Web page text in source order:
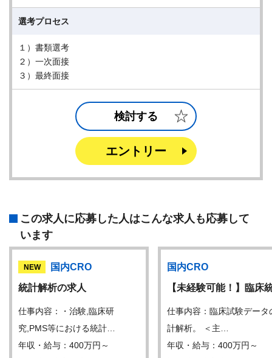
選考プロセス
１）書類選考
２）一次面接
３）最終面接
検討する
エントリー
この求人に応募した人はこんな求人も応募して
います
NEW
国内CRO
統計解析の求人
仕事内容：・治験,臨床研
究,PMS等における統計…
年収・給与：400万円～
国内CRO
【未経験可能！】臨床
仕事内容：臨床試験データ
計解析。 ＜主…
年収・給与：400万円～